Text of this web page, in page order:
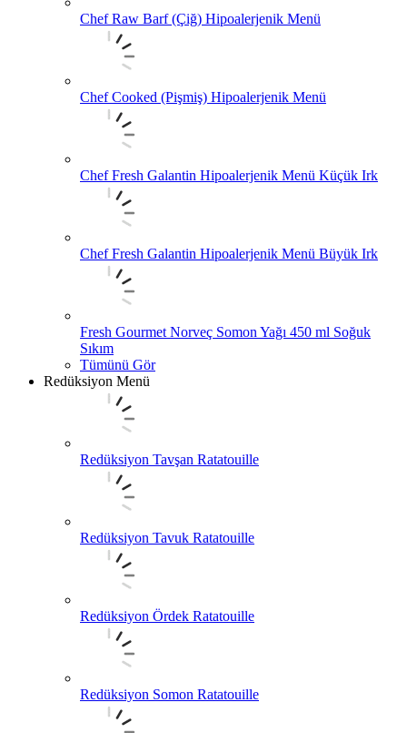
Chef Raw Barf (Çiğ) Hipoalerjenik Menü
Chef Cooked (Pişmiş) Hipoalerjenik Menü
Chef Fresh Galantin Hipoalerjenik Menü Küçük Irk
Chef Fresh Galantin Hipoalerjenik Menü Büyük Irk
Fresh Gourmet Norveç Somon Yağı 450 ml Soğuk
Sıkım
Tümünü Gör
Redüksiyon Menü
Redüksiyon Tavşan Ratatouille
Redüksiyon Tavuk Ratatouille
Redüksiyon Ördek Ratatouille
Redüksiyon Somon Ratatouille